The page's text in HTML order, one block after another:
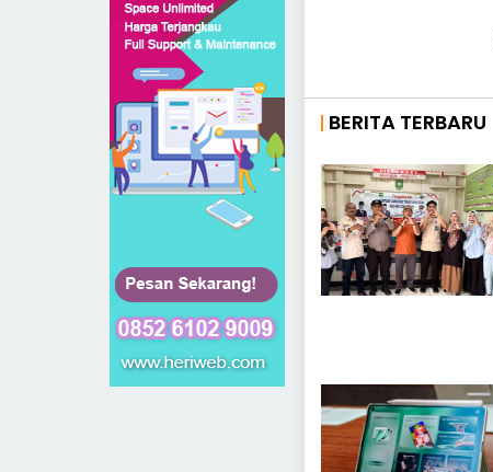
BERITA TERBARU